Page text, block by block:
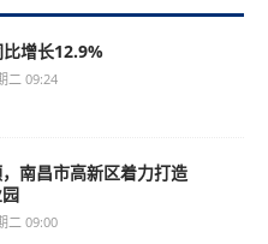
增长12.9%
二 09:24
南昌市高新区着力打造
二 09:00